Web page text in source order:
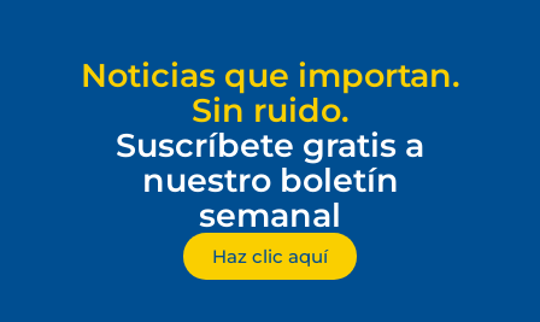
Noticias que importan.
Sin ruido.
Suscríbete gratis a
nuestro boletín
semanal
Haz clic aquí